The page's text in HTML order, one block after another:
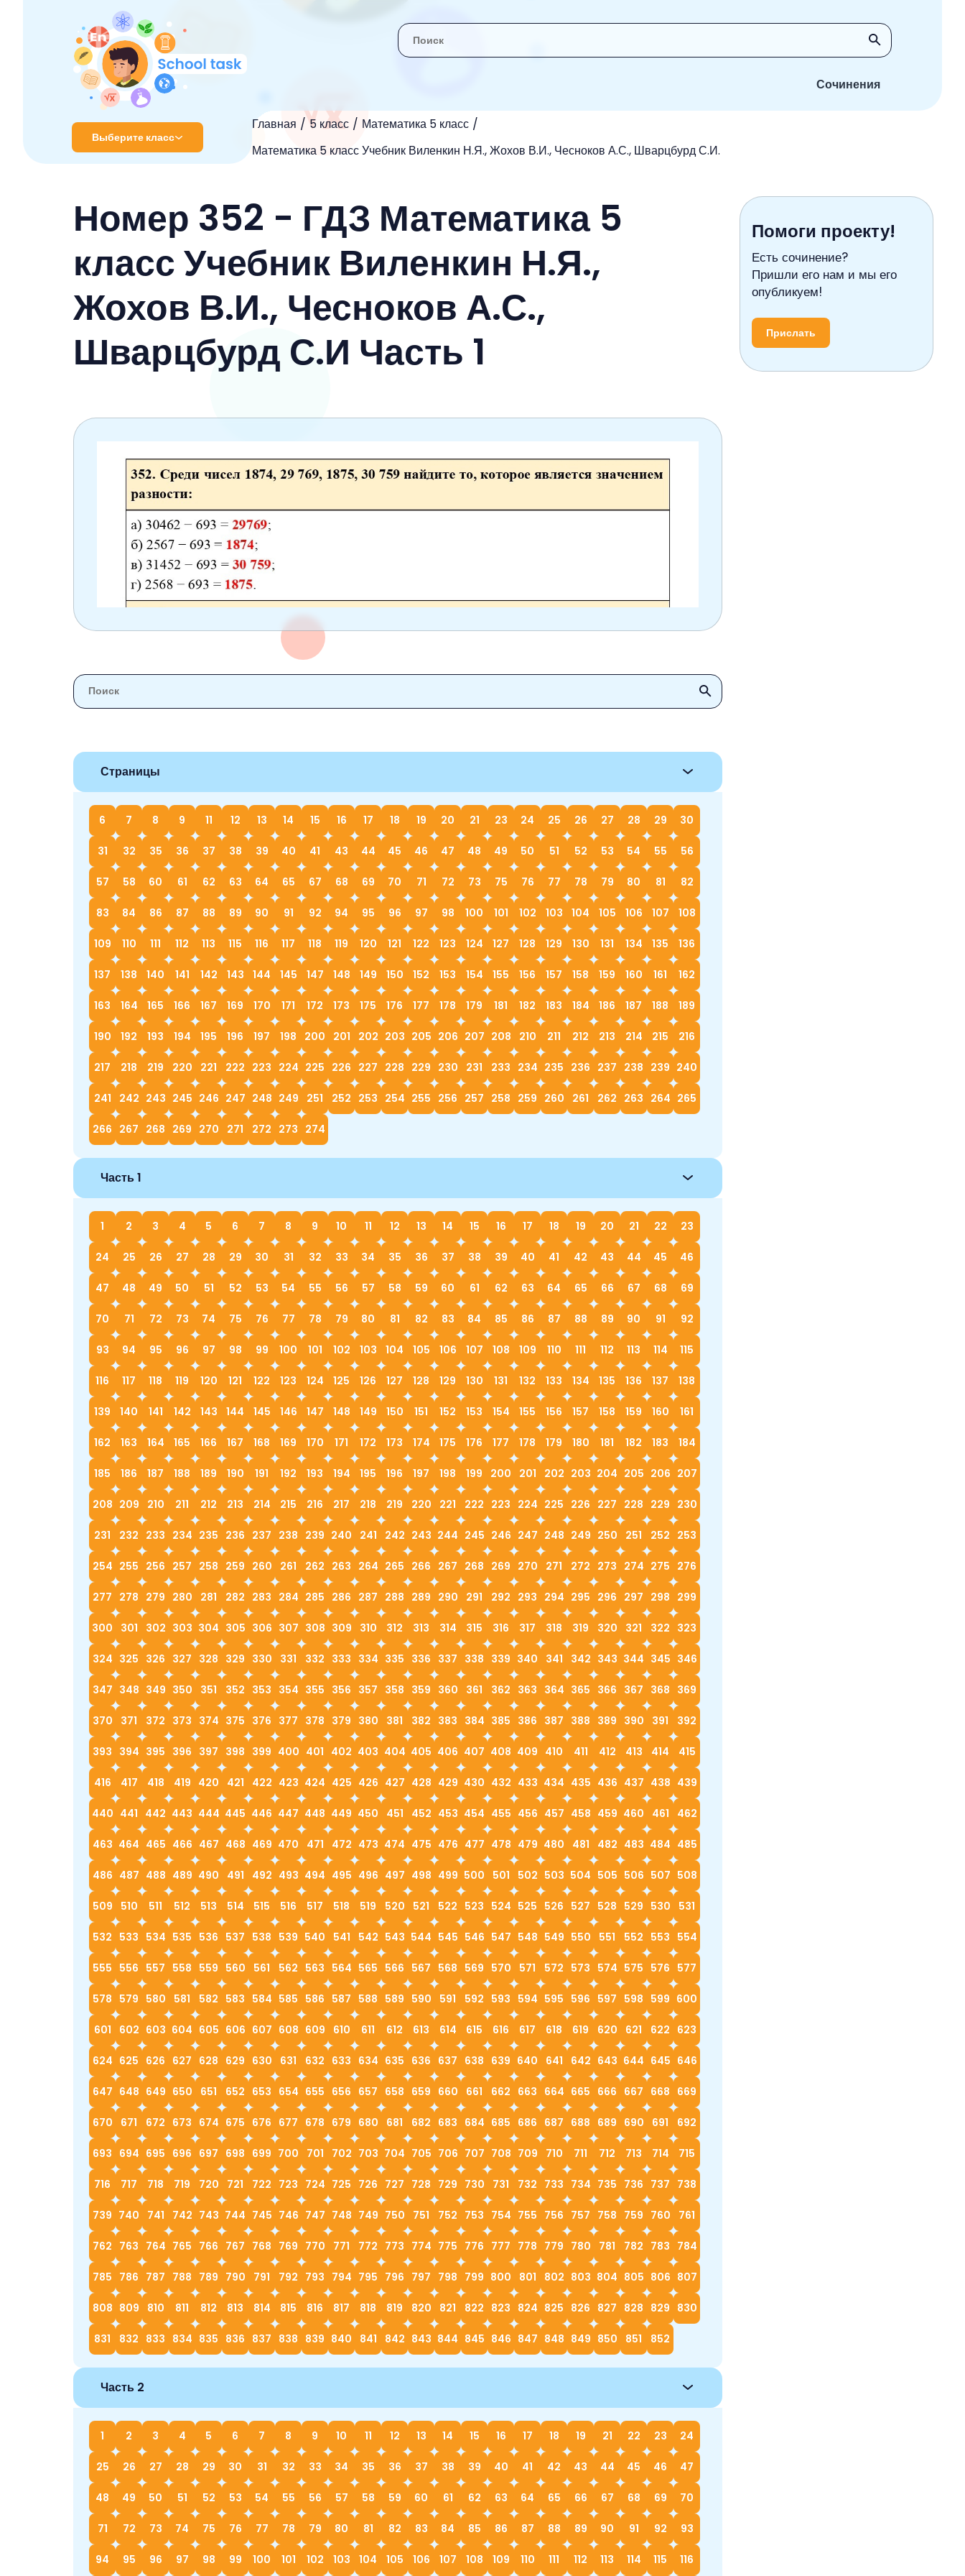
Сочинения
Выберите класс
Главная 5 класс
Математика 5 класс
Математика 5 класс Учебник Виленкин Н.Я., Жохов В.И., Чесноков А.С., Шварцбурд С.И.
2 класс
4 класс
5 класс
7 класс
9 класс
Номер 352 - ГДЗ Математика 5
класс Учебник Виленкин Н.Я.,
Жохов В.И., Чесноков А.С.,
Шварцбурд С.И Часть 1
Страницы
6 7 8 9 11 12 13 14 15 16 17 18 19 20 21 23 24 25 26 27 28 29 30
31 32 35 36 37 38 39 40 41 43 44 45 46 47 48 49 50 51 52 53 54 55 56
57 58 60 61 62 63 64 65 67 68 69 70 71 72 73 75 76 77 78 79 80 81 82
83 84 86 87 88 89 90 91 92 94 95 96 97 98 100 101 102 103 104 105 106 107 108
109 110 111 112 113 115 116 117 118 119 120 121 122 123 124 127 128 129 130 131 134 135 136
137 138 140 141 142 143 144 145 147 148 149 150 152 153 154 155 156 157 158 159 160 161 162
163 164 165 166 167 169 170 171 172 173 175 176 177 178 179 181 182 183 184 186 187 188 189
190 192 193 194 195 196 197 198 200 201 202 203 205 206 207 208 210 211 212 213 214 215 216
217 218 219 220 221 222 223 224 225 226 227 228 229 230 231 233 234 235 236 237 238 239 240
241 242 243 245 246 247 248 249 251 252 253 254 255 256 257 258 259 260 261 262 263 264 265
266 267 268 269 270 271 272 273 274
Часть 1
1 2 3 4 5 6 7 8 9 10 11 12 13 14 15 16 17 18 19 20 21 22 23
24 25 26 27 28 29 30 31 32 33 34 35 36 37 38 39 40 41 42 43 44 45 46
47 48 49 50 51 52 53 54 55 56 57 58 59 60 61 62 63 64 65 66 67 68 69
70 71 72 73 74 75 76 77 78 79 80 81 82 83 84 85 86 87 88 89 90 91 92
93 94 95 96 97 98 99 100 101 102 103 104 105 106 107 108 109 110 111 112 113 114 115
116 117 118 119 120 121 122 123 124 125 126 127 128 129 130 131 132 133 134 135 136 137 138
139 140 141 142 143 144 145 146 147 148 149 150 151 152 153 154 155 156 157 158 159 160 161
162 163 164 165 166 167 168 169 170 171 172 173 174 175 176 177 178 179 180 181 182 183 184
185 186 187 188 189 190 191 192 193 194 195 196 197 198 199 200 201 202 203 204 205 206 207
208 209 210 211 212 213 214 215 216 217 218 219 220 221 222 223 224 225 226 227 228 229 230
231 232 233 234 235 236 237 238 239 240 241 242 243 244 245 246 247 248 249 250 251 252 253
254 255 256 257 258 259 260 261 262 263 264 265 266 267 268 269 270 271 272 273 274 275 276
277 278 279 280 281 282 283 284 285 286 287 288 289 290 291 292 293 294 295 296 297 298 299
300 301 302 303 304 305 306 307 308 309 310 312 313 314 315 316 317 318 319 320 321 322 323
324 325 326 327 328 329 330 331 332 333 334 335 336 337 338 339 340 341 342 343 344 345 346
347 348 349 350 351 352 353 354 355 356 357 358 359 360 361 362 363 364 365 366 367 368 369
370 371 372 373 374 375 376 377 378 379 380 381 382 383 384 385 386 387 388 389 390 391 392
393 394 395 396 397 398 399 400 401 402 403 404 405 406 407 408 409 410 411 412 413 414 415
416 417 418 419 420 421 422 423 424 425 426 427 428 429 430 432 433 434 435 436 437 438 439
440 441 442 443 444 445 446 447 448 449 450 451 452 453 454 455 456 457 458 459 460 461 462
463 464 465 466 467 468 469 470 471 472 473 474 475 476 477 478 479 480 481 482 483 484 485
486 487 488 489 490 491 492 493 494 495 496 497 498 499 500 501 502 503 504 505 506 507 508
509 510 511 512 513 514 515 516 517 518 519 520 521 522 523 524 525 526 527 528 529 530 531
532 533 534 535 536 537 538 539 540 541 542 543 544 545 546 547 548 549 550 551 552 553 554
555 556 557 558 559 560 561 562 563 564 565 566 567 568 569 570 571 572 573 574 575 576 577
578 579 580 581 582 583 584 585 586 587 588 589 590 591 592 593 594 595 596 597 598 599 600
601 602 603 604 605 606 607 608 609 610 611 612 613 614 615 616 617 618 619 620 621 622 623
624 625 626 627 628 629 630 631 632 633 634 635 636 637 638 639 640 641 642 643 644 645 646
647 648 649 650 651 652 653 654 655 656 657 658 659 660 661 662 663 664 665 666 667 668 669
670 671 672 673 674 675 676 677 678 679 680 681 682 683 684 685 686 687 688 689 690 691 692
693 694 695 696 697 698 699 700 701 702 703 704 705 706 707 708 709 710 711 712 713 714 715
716 717 718 719 720 721 722 723 724 725 726 727 728 729 730 731 732 733 734 735 736 737 738
739 740 741 742 743 744 745 746 747 748 749 750 751 752 753 754 755 756 757 758 759 760 761
762 763 764 765 766 767 768 769 770 771 772 773 774 775 776 777 778 779 780 781 782 783 784
785 786 787 788 789 790 791 792 793 794 795 796 797 798 799 800 801 802 803 804 805 806 807
808 809 810 811 812 813 814 815 816 817 818 819 820 821 822 823 824 825 826 827 828 829 830
831 832 833 834 835 836 837 838 839 840 841 842 843 844 845 846 847 848 849 850 851 852
Часть 2
1 2 3 4 5 6 7 8 9 10 11 12 13 14 15 16 17 18 19 21 22 23 24
25 26 27 28 29 30 31 32 33 34 35 36 37 38 39 40 41 42 43 44 45 46 47
48 49 50 51 52 53 54 55 56 57 58 59 60 61 62 63 64 65 66 67 68 69 70
71 72 73 74 75 76 77 78 79 80 81 82 83 84 85 86 87 88 89 90 91 92 93
94 95 96 97 98 99 100 101 102 103 104 105 106 107 108 109 110 111 112 113 114 115 116
Помоги проекту!
Есть сочинение?
Пришли его нам и мы его
опубликуем!
Прислать